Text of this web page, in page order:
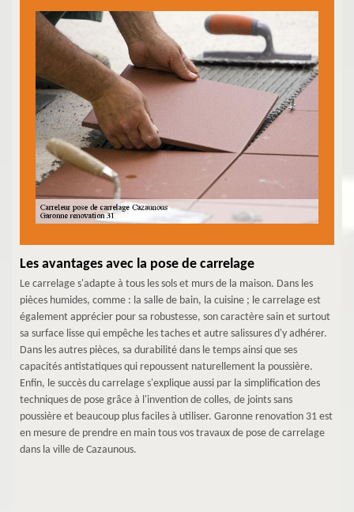
Les avantages avec la pose de carrelage
Le carrelage s'adapte à tous les sols et murs de la maison. Dans les
pièces humides, comme : la salle de bain, la cuisine ; le carrelage est
également apprécier pour sa robustesse, son caractère sain et surtout
sa surface lisse qui empêche les taches et autre salissures d'y adhérer.
Dans les autres pièces, sa durabilité dans le temps ainsi que ses
capacités antistatiques qui repoussent naturellement la poussière.
Enfin, le succès du carrelage s'explique aussi par la simplification des
techniques de pose grâce à l'invention de colles, de joints sans
poussière et beaucoup plus faciles à utiliser. Garonne renovation 31 est
en mesure de prendre en main tous vos travaux de pose de carrelage
dans la ville de Cazaunous.